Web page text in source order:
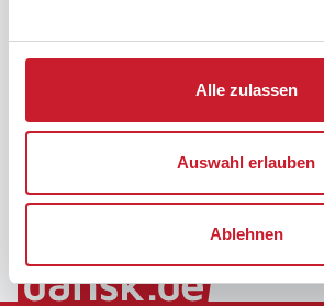
Alle zulassen
Auswahl erlauben
Ablehnen